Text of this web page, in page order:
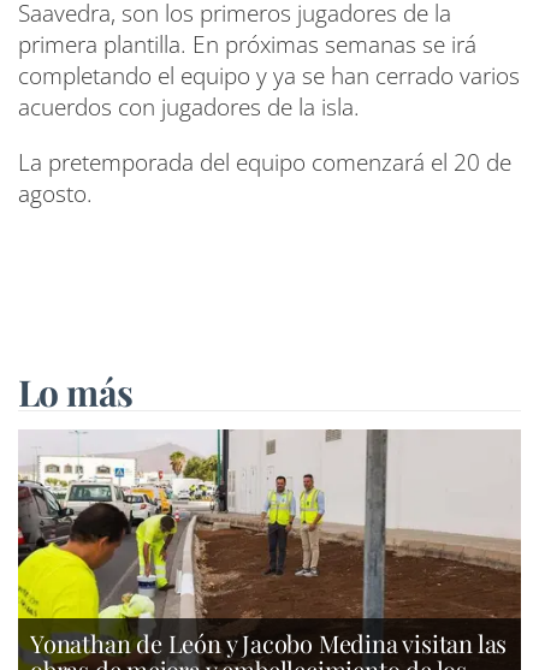
Saavedra, son los primeros jugadores de la
primera plantilla. En próximas semanas se irá
completando el equipo y ya se han cerrado varios
acuerdos con jugadores de la isla.
La pretemporada del equipo comenzará el 20 de
agosto.
Lo más
Yonathan de León y Jacobo Medina visitan las